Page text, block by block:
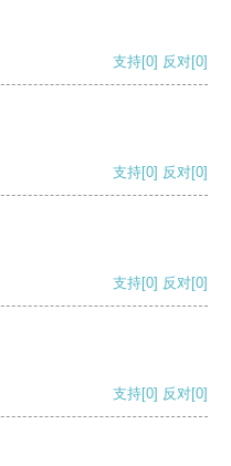
支持[0] 反对[0]
支持[0] 反对[0]
支持[0] 反对[0]
支持[0] 反对[0]